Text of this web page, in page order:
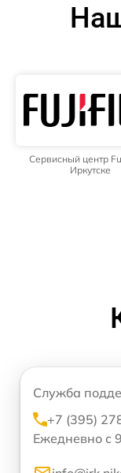
Сервисный центр
Иркутске
Служба
+7 (395)
Ежедневно с